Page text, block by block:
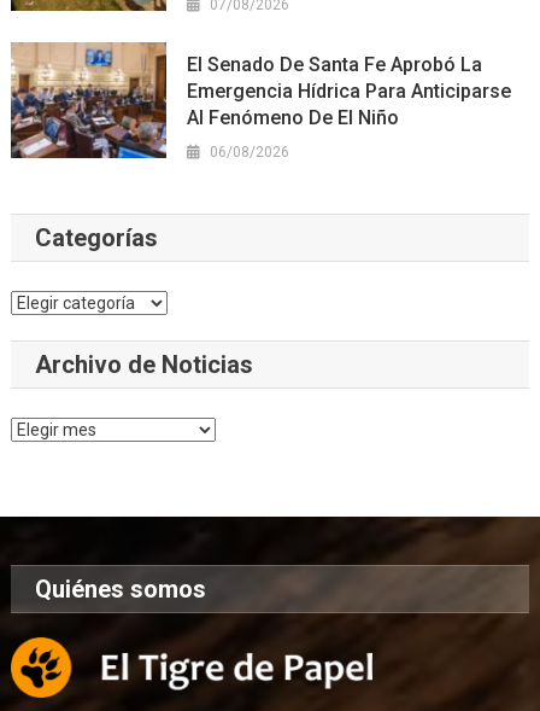
07/08/2026
El Senado De Santa Fe Aprobó La
Emergencia Hídrica Para Anticiparse
Al Fenómeno De El Niño
06/08/2026
Categorías
Categorías
Archivo de Noticias
Archivo
Quiénes somos